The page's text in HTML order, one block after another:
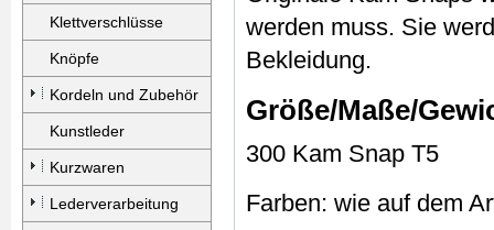
Klettverschlüsse
Knöpfe
Kordeln und Zubehör
Kunstleder
Kurzwaren
Lederverarbeitung
werden muss. Sie
Bekleidung.
Größe/Maße/
300 Kam Snap T5
Farben: wie auf dem